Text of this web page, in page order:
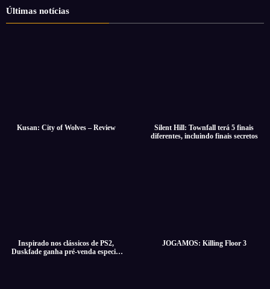
Últimas notícias
Kusan: City of Wolves – Review
Silent Hill: Townfall terá 5 finais
diferentes, incluindo finais secretos
Inspirado nos clássicos de PS2,
Duskfade ganha pré-venda especial
JOGAMOS: Killing Floor 3